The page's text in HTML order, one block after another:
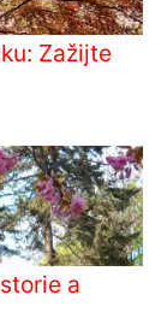
Zažijte
a